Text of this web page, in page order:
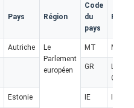
par camion
Pays Région
Code
du
pays
Pays
Autriche
Le
Parlement
européen
MT Malte
GR
La
Grèce
Estonie IE